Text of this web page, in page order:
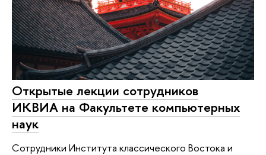
Открытые лекции сотрудников
ИКВИА на Факультете компьютерных
наук
Сотрудники Института классического Востока и